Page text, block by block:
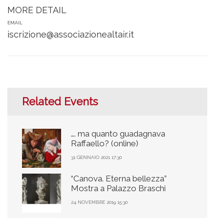
MORE DETAIL
EMAIL
iscrizione@associazionealtair.it
Related Events
…. ma quanto guadagnava
Raffaello? (online)
31 GENNAIO 2021 17:30
“Canova. Eterna bellezza”
Mostra a Palazzo Braschi
24 NOVEMBRE 2019 15:30